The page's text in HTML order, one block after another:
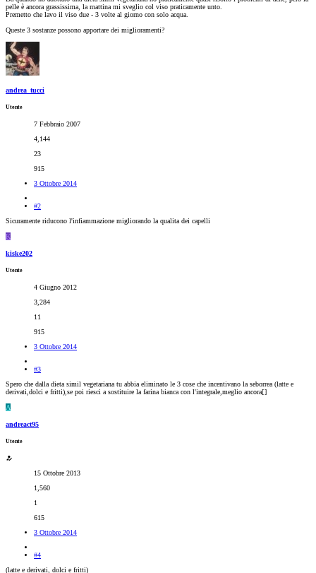
pelle è ancora grassissima, la mattina mi sveglio col viso praticamente unto.
Premetto che lavo il viso due - 3 volte al giorno con solo acqua.
Queste 3 sostanze possono apportare dei miglioramenti?
andrea_tucci
Utente
7 Febbraio 2007
4,144
23
915
3 Ottobre 2014
#2
Sicuramente riducono l'infiammazione migliorando la qualita dei capelli
K
kiske202
Utente
4 Giugno 2012
3,284
11
915
3 Ottobre 2014
#3
Spero che dalla dieta simil vegetariana tu abbia eliminato le 3 cose che incentivano la seborrea (latte e
derivati,dolci e fritti),se poi riesci a sostituire la farina bianca con l'integrale,meglio ancora[]
A
andreact95
Utente
15 Ottobre 2013
1,560
1
615
3 Ottobre 2014
#4
(latte e derivati, dolci e fritti)